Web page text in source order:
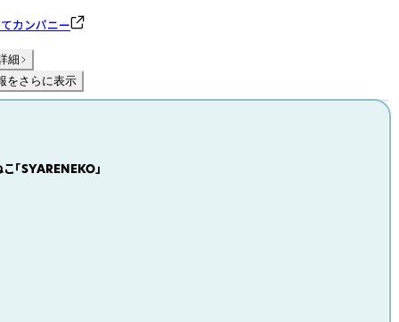
カンパニー
細
をさらに表示
「SYARENEKO」